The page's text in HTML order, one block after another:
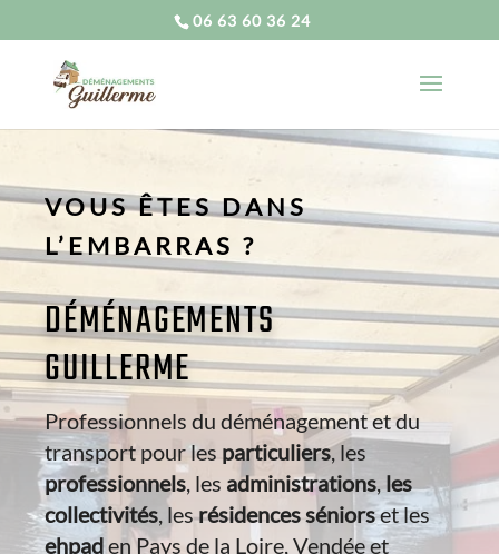
06 63 60 36 24
VOUS ÊTES DANS
L’EMBARRAS ?
DÉMÉNAGEMENTS
GUILLERME
Professionnels du déménagement et du
transport pour les particuliers, les
professionnels , les administrations les
collectivités , lesrésidences séniorset les
ehpaden Pays de la Loire, Vendée et